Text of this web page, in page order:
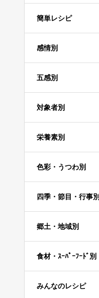
簡単レシピ
感情別
五感別
対象者別
栄養素別
色彩・うつわ別
四季・節目・行事別
郷土・地域別
食材・ｽｰﾊﾟｰﾌｰﾄﾞ別
みんなのレシピ